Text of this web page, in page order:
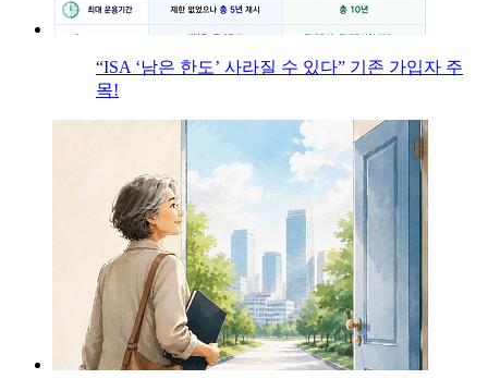
“ISA ‘남은 한도’ 사라질 수 있다” 기존 가입자 주
목!